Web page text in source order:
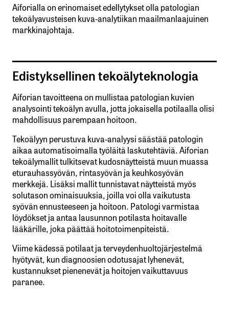
Aiforialla on erinomaiset edellytykset olla patologian
tekoälyavusteisen kuva-analytiikan maailmanlaajuinen
markkinajohtaja.
Edistyksellinen tekoälyteknologia
Aiforian tavoitteena on mullistaa patologian kuvien
analysointi tekoälyn avulla, jotta jokaisella potilaalla olisi
mahdollisuus parempaan hoitoon.
Tekoälyyn perustuva kuva-analyysi säästää patologin
aikaa automatisoimalla työläitä laskutehtäviä. Aiforian
tekoälymallit tulkitsevat kudosnäytteistä muun muassa
eturauhassyövän, rintasyövän ja keuhkosyövän
merkkejä. Lisäksi mallit tunnistavat näytteistä myös
solutason ominaisuuksia, joilla voi olla vaikutusta
syövän ennusteeseen ja hoitoon. Patologi varmistaa
löydökset ja antaa lausunnon potilasta hoitavalle
lääkärille, joka päättää hoitotoimenpiteistä.
Viime kädessä potilaat ja terveydenhuoltojärjestelmä
hyötyvät, kun diagnoosien odotusajat lyhenevät,
kustannukset pienenevät ja hoitojen vaikuttavuus
paranee.